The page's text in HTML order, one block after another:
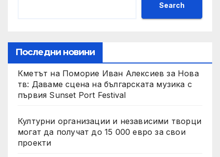
Search
Последни новини
Кметът на Поморие Иван Алексиев за Нова
тв: Даваме сцена на българската музика с
първия Sunset Port Festival
Културни организации и независими творци
могат да получат до 15 000 евро за свои
проекти